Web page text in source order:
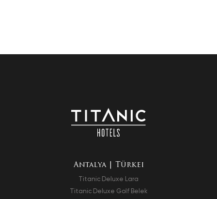
Antalya | Türkei
Titanic Deluxe Lara
Titanic Deluxe Golf Belek